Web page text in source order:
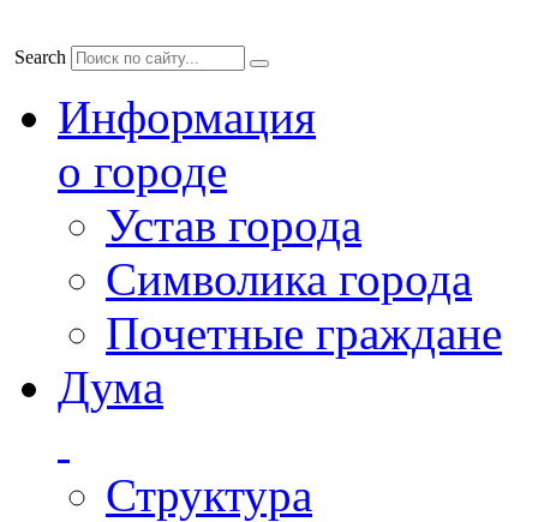
Search
Информация
о городе
Устав города
Символика города
Почетные граждане
Дума
Структура